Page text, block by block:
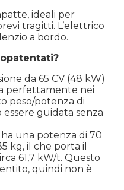
ideali per
tragitti. L’elettrico
a bordo.
da 65 CV (48 kW)
perfettamente nei
peso/potenza di
guidata senza
una potenza di 70
kg, il che porta il
61,7 kW/t. Questo
quindi non è